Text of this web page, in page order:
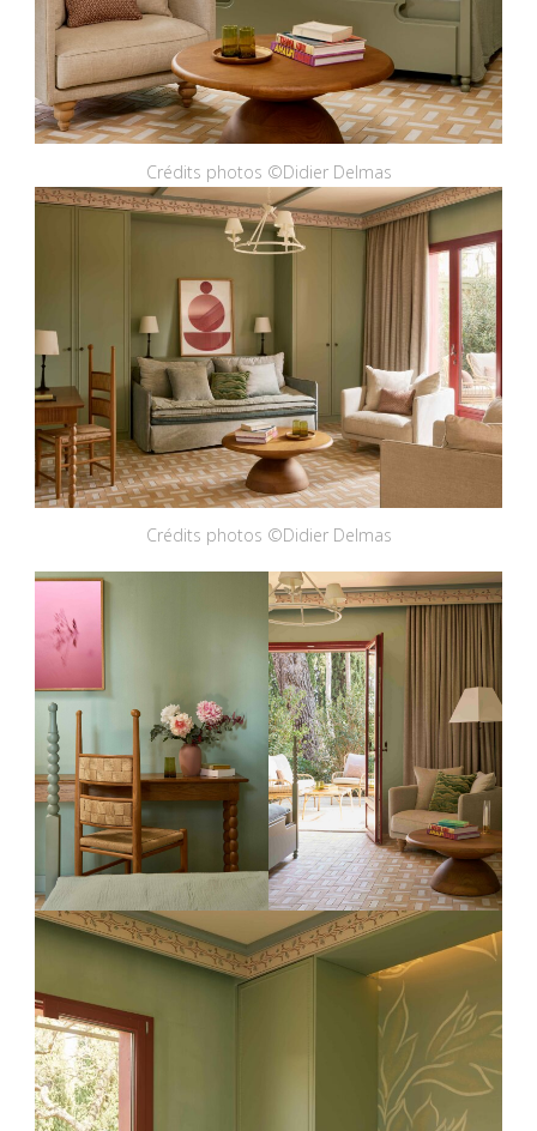
Crédits photos ©Didier Delmas
Crédits photos ©Didier Delmas